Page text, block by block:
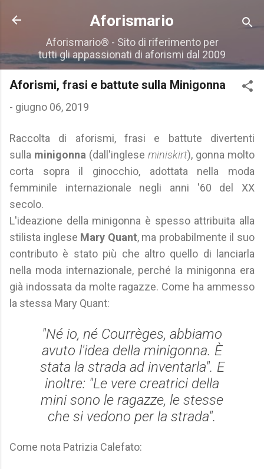
Passa ai contenuti principali
Aforismario
Aforismario® - Sito di riferimento per
tutti gli appassionati di aforismi dal 2009
Aforismi, frasi e battute sulla Minigonna
- giugno 06, 2019
Raccolta di aforismi, frasi e battute divertenti
sulla minigonna (dall'inglese miniskirt), gonna molto
corta sopra il ginocchio, adottata nella moda
femminile internazionale negli anni '60 del XX
secolo.
L'ideazione della minigonna è spesso attribuita alla
stilista inglese Mary Quant, ma probabilmente il suo
contributo è stato più che altro quello di lanciarla
nella moda internazionale, perché la minigonna era
già indossata da molte ragazze. Come ha ammesso
la stessa Mary Quant:
"Né io, né Courrèges, abbiamo
avuto l'idea della minigonna. È
stata la strada ad inventarla". E
inoltre: "Le vere creatrici della
mini sono le ragazze, le stesse
che si vedono per la strada".
Come nota Patrizia Calefato: